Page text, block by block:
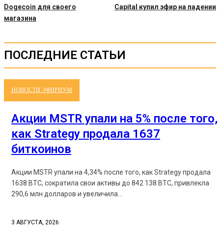
Dogecoin для своего
магазина
Capital купил эфир на падении
ПОСЛЕДНИЕ СТАТЬИ
НОВОСТИ ЭФИРИУМ
Акции MSTR упали на 5% после того,
как Strategy продала 1637
биткоинов
Акции MSTR упали на 4,34% после того, как Strategy продала
1638 BTC, сократила свои активы до 842 138 BTC, привлекла
290,6 млн долларов и увеличила...
3 АВГУСТА, 2026